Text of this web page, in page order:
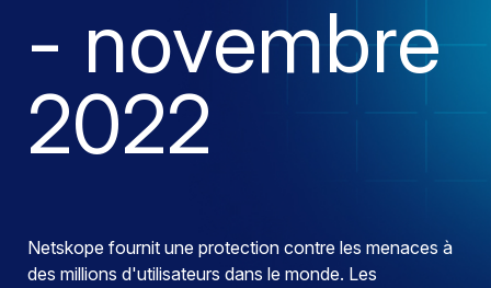
- novembre
2022
Netskope fournit une protection contre les menaces à
des millions d'utilisateurs dans le monde. Les